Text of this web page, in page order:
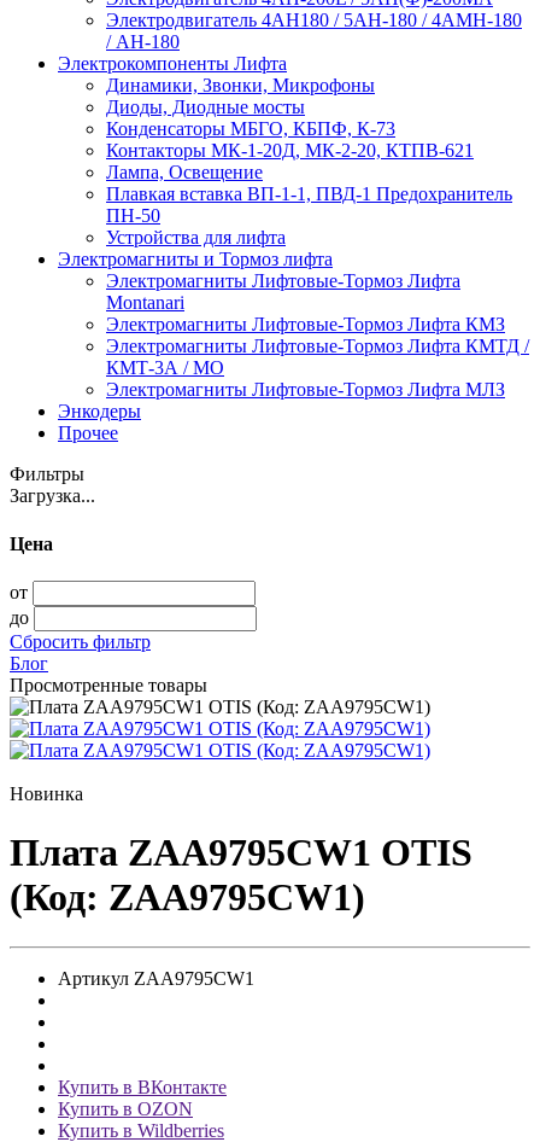
Электродвигатель 4АН180 / 5АН-180 / 4АМН-180
/ АН-180
Электрокомпоненты Лифта
Динамики, Звонки, Микрофоны
Диоды, Диодные мосты
Конденсаторы МБГО, КБПФ, К-73
Контакторы МК-1-20Д, МК-2-20, КТПВ-621
Лампа, Освещение
Плавкая вставка ВП-1-1, ПВД-1 Предохранитель
ПН-50
Устройства для лифта
Электромагниты и Тормоз лифта
Электромагниты Лифтовые-Тормоз Лифта
Montanari
Электромагниты Лифтовые-Тормоз Лифта КМЗ
Электромагниты Лифтовые-Тормоз Лифта КМТД /
КМТ-3А / МО
Электромагниты Лифтовые-Тормоз Лифта МЛЗ
Энкодеры
Прочее
Фильтры
Загрузка...
Цена
от
до
Сбросить фильтр
Блог
Просмотренные товары
Новинка
Плата ZAA9795CW1 OTIS
(Код: ZAA9795CW1)
Артикул ZAA9795CW1
Купить в ВКонтакте
Купить в OZON
Купить в Wildberries